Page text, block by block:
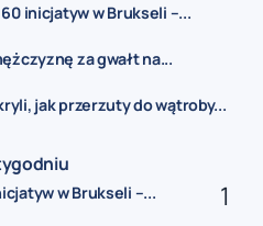
inicjatyw w Brukseli –...
za gwałt na...
jak przerzuty do wątroby...
w Brukseli –...